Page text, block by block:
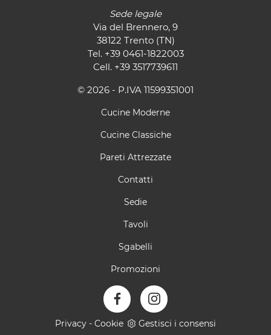
Sede legale
Via del Brennero, 9
38122 Trento (TN)
Tel. +39 0461-1822003
Cell. +39 3517739611
© 2026 - P.IVA 11599351001
Cucine Moderne
Cucine Classiche
Pareti Attrezzate
Contatti
Sedie
Tavoli
Sgabelli
Promozioni
Privacy - Cookie Gestisci i consensi